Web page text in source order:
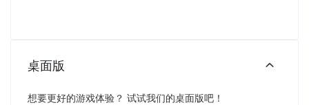
桌面版
想要更好的游戏体验？ 试试我们的桌面版吧！